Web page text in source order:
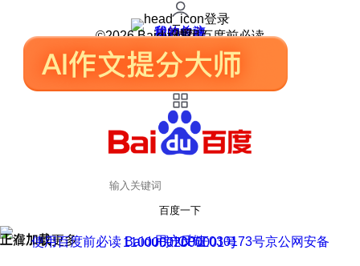
登录
我的关注
我的收藏
皮肤中心
用户反馈
设置
©2026 Baidu 使用百度前必读
百度一下
正在加载
上滑加载更多 用户反馈
使用百度前必读 Baidu 京ICP证030173号
京公网安备11000002000001号